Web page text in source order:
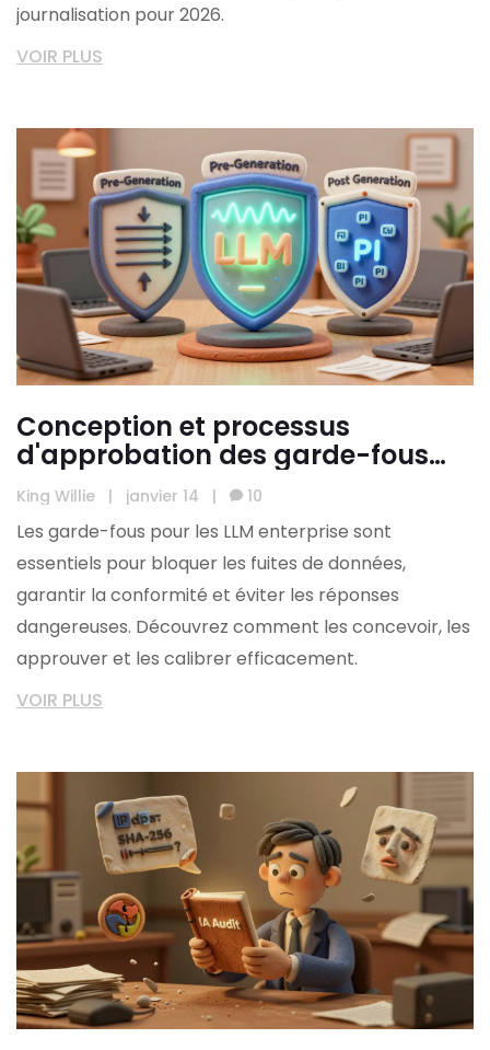
journalisation pour 2026.
VOIR PLUS
Conception et processus
d'approbation des garde-fous
pour les applications enterprise
basées sur les LLM
King Willie | janvier 14 | 10
Les garde-fous pour les LLM enterprise sont
essentiels pour bloquer les fuites de données,
garantir la conformité et éviter les réponses
dangereuses. Découvrez comment les concevoir, les
approuver et les calibrer efficacement.
VOIR PLUS